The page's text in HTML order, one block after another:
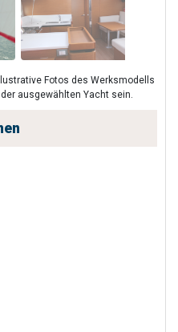
Fotos des Werksmodells
ausgewählten Yacht sein.